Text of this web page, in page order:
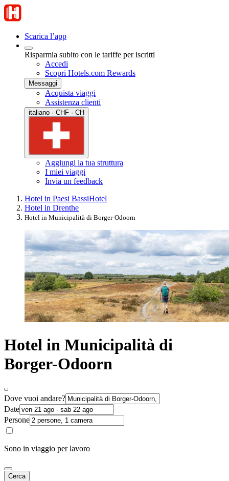
Scarica l’app
Risparmia subito con le tariffe per iscritti
Accedi
Scopri Hotels.com Rewards
Messaggi
Acquista viaggi
Assistenza clienti
italiano · CHF · CH
Aggiungi la tua struttura
I miei viaggi
Invia un feedback
Hotel in Paesi BassiHotel
Hotel in Drenthe
Hotel in Municipalità di Borger-Odoorn
Hotel in Municipalità di
Borger-Odoorn
Dove vuoi andare?
Date
Persone
Sono in viaggio per lavoro
Cerca